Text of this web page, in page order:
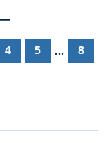
4 5 ... 8